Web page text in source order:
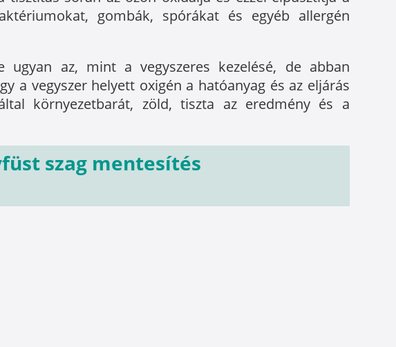
gombák, spórákat és egyéb allergén
ugyan az, mint a vegyszeres kezelésé, de abban
a vegyszer helyett oxigén a hatóanyag és az eljárás
környezetbarát, zöld, tiszta az eredmény és a
szag mentesítés